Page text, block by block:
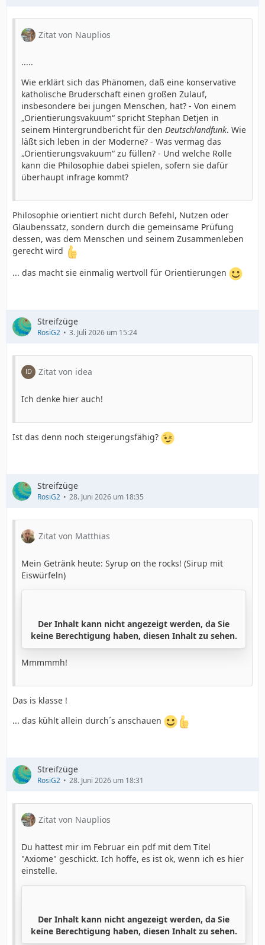
Zitat von Nauplios
.....
Wie erklärt sich das Phänomen, daß eine konservative
katholische Bruderschaft einen großen Zulauf,
insbesondere bei jungen Menschen, hat? - Von einem
„Orientierungsvakuum“ spricht Stephan Detjen in
seinem Hintergrundbericht für den Deutschlandfunk. Wie
läßt sich leben in der Moderne? - Was vermag das
„Orientierungsvakuum“ zu füllen? - Und welche Rolle
kann die Philosophie dabei spielen, sofern sie dafür
überhaupt infrage kommt?
Philosophie orientiert nicht durch Befehl, Nutzen oder
Glaubenssatz, sondern durch die gemeinsame Prüfung
dessen, was dem Menschen und seinem Zusammenleben
gerecht wird
... das macht sie einmalig wertvoll für Orientierungen
Streifzüge
RosiG2 3. Juli 2026 um 15:24
Zitat von idea
Ich denke hier auch!
Ist das denn noch steigerungsfähig?
Streifzüge
RosiG2 28. Juni 2026 um 18:35
Zitat von Matthias
Mein Getränk heute: Syrup on the rocks! (Sirup mit
Eiswürfeln)
Der Inhalt kann nicht angezeigt werden, da Sie
keine Berechtigung haben, diesen Inhalt zu sehen.
Mmmmmh!
Das is klasse !
... das kühlt allein durch´s anschauen
Streifzüge
RosiG2 28. Juni 2026 um 18:31
Zitat von Nauplios
Du hattest mir im Februar ein pdf mit dem Titel
"Axiome" geschickt. Ich hoffe, es ist ok, wenn ich es hier
einstelle.
Der Inhalt kann nicht angezeigt werden, da Sie
keine Berechtigung haben, diesen Inhalt zu sehen.